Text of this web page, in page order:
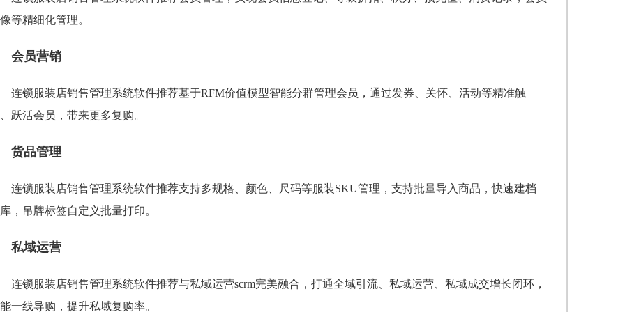
等精细化管理。
会员营销
连锁服装店销售管理系统软件推荐基于RFM价值模型智能分群管理会员，通过发券、关怀、活动等精准触
跃活会员，带来更多复购。
货品管理
连锁服装店销售管理系统软件推荐支持多规格、颜色、尺码等服装SKU管理，支持批量导入商品，快速建档
，吊牌标签自定义批量打印。
私域运营
连锁服装店销售管理系统软件推荐与私域运营scrm完美融合，打通全域引流、私域运营、私域成交增长闭环，
一线导购，提升私域复购率。